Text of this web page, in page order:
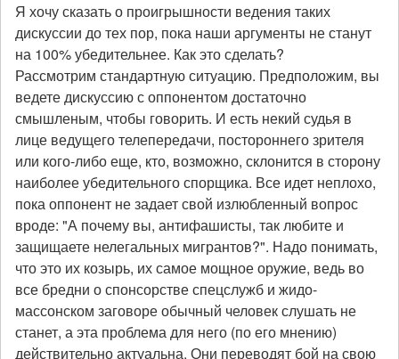
Я хочу сказать о проигрышности ведения таких
дискуссии до тех пор, пока наши аргументы не станут
на 100% убедительнее. Как это сделать?
Рассмотрим стандартную ситуацию. Предположим, вы
ведете дискуссию с оппонентом достаточно
смышленым, чтобы говорить. И есть некий судья в
лице ведущего телепередачи, постороннего зрителя
или кого-либо еще, кто, возможно, склонится в сторону
наиболее убедительного спорщика. Все идет неплохо,
пока оппонент не задает свой излюбленный вопрос
вроде: "А почему вы, антифашисты, так любите и
защищаете нелегальных мигрантов?". Надо понимать,
что это их козырь, их самое мощное оружие, ведь во
все бредни о спонсорстве спецслужб и жидо-
массонском заговоре обычный человек слушать не
станет, а эта проблема для него (по его мнению)
действительно актуальна. Они переводят бой на свою